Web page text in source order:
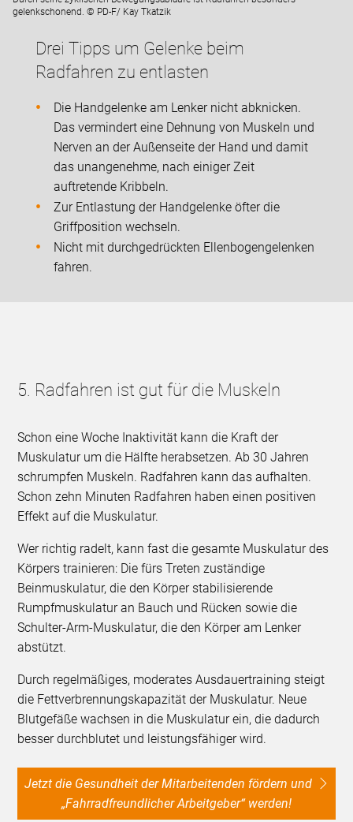
gelenkschonend. © PD-F/ Kay Tkatzik
Drei Tipps um Gelenke beim
Radfahren zu entlasten
Die Handgelenke am Lenker nicht abknicken.
Das vermindert eine Dehnung von Muskeln und
Nerven an der Außenseite der Hand und damit
das unangenehme, nach einiger Zeit
auftretende Kribbeln.
Zur Entlastung der Handgelenke öfter die
Griffposition wechseln.
Nicht mit durchgedrückten Ellenbogengelenken
fahren.
5. Radfahren ist gut für die Muskeln
Schon eine Woche Inaktivität kann die Kraft der
Muskulatur um die Hälfte herabsetzen. Ab 30 Jahren
schrumpfen Muskeln. Radfahren kann das aufhalten.
Schon zehn Minuten Radfahren haben einen positiven
Effekt auf die Muskulatur.
Wer richtig radelt, kann fast die gesamte Muskulatur des
Körpers trainieren: Die fürs Treten zuständige
Beinmuskulatur, die den Körper stabilisierende
Rumpfmuskulatur an Bauch und Rücken sowie die
Schulter-Arm-Muskulatur, die den Körper am Lenker
abstützt.
Durch regelmäßiges, moderates Ausdauertraining steigt
die Fettverbrennungskapazität der Muskulatur. Neue
Blutgefäße wachsen in die Muskulatur ein, die dadurch
besser durchblutet und leistungsfähiger wird.
Jetzt die Gesundheit der Mitarbeitenden fördern und
„Fahrradfreundlicher Arbeitgeber“ werden!